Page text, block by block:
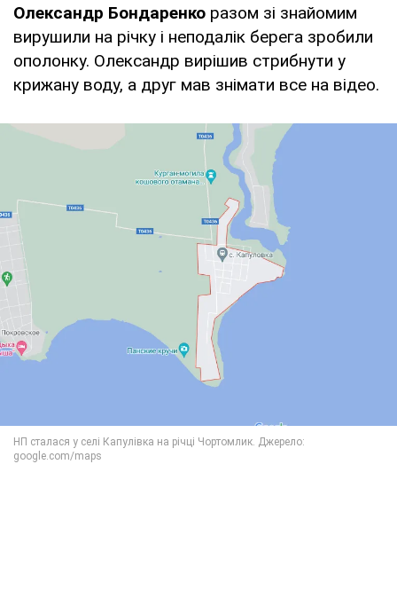
Олександр Бондаренко разом зі знайомим
вирушили на річку і неподалік берега зробили
ополонку. Олександр вирішив стрибнути у
крижану воду, а друг мав знімати все на відео.